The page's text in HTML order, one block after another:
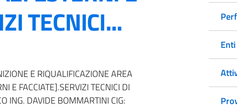
TECNICI...
E RIQUALIFICAZIONE AREA
E FACCIATE].SERVIZI TECNICI DI
ING. DAVIDE BOMMARTINI CIG: